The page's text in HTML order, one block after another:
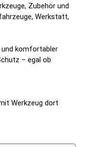
Zubehör und
Werkstatt,
und komfortabler
– egal ob
Werkzeug dort